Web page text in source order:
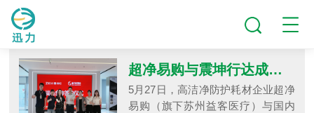
超净易购与震坤行达成战略合作，共推高洁净防护一站式采购升级
5月27日，高洁净防护耗材企业超净
易购（旗下苏州益客医疗）与国内